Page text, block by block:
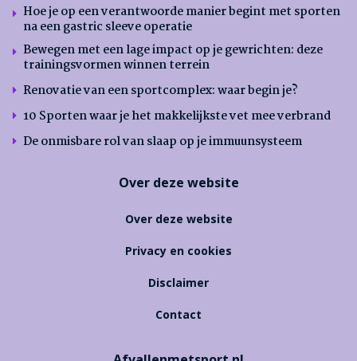
Hoe je op een verantwoorde manier begint met sporten
na een gastric sleeve operatie
Bewegen met een lage impact op je gewrichten: deze
trainingsvormen winnen terrein
Renovatie van een sportcomplex: waar begin je?
10 Sporten waar je het makkelijkste vet mee verbrand
De onmisbare rol van slaap op je immuunsysteem
Over deze website
Over deze website
Privacy en cookies
Disclaimer
Contact